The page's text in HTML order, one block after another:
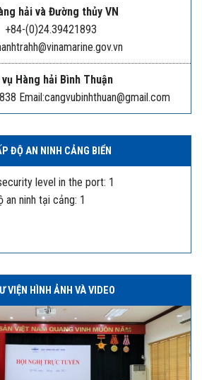
hải và Đường thủy VN
+84-(0)24.39421893
vụ Hàng hải Bình Thuận
Email:cangvubinhthuan@gmail.com
ĐỘ AN NINH CẢNG BIỂN
level in the port: 1
an ninh tại cảng: 1
VIỆN HÌNH ẢNH VÀ VIDEO